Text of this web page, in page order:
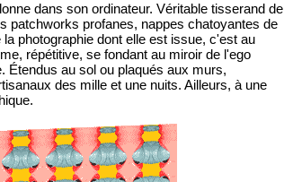
dans son ordinateur. Véritable tisserand de
patchworks profanes, nappes chatoyantes de
photographie dont elle est issue, c'est au
répétitive, se fondant au miroir de l'ego
Étendus au sol ou plaqués aux murs,
des mille et une nuits. Ailleurs, à une